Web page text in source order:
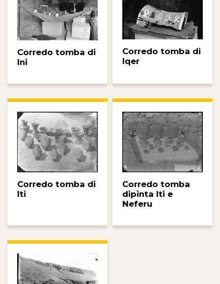
Corredo tomba di
Ini
Corredo tomba di
Iqer
Corredo tomba di
Iti
Corredo tomba
dipinta Iti e
Neferu